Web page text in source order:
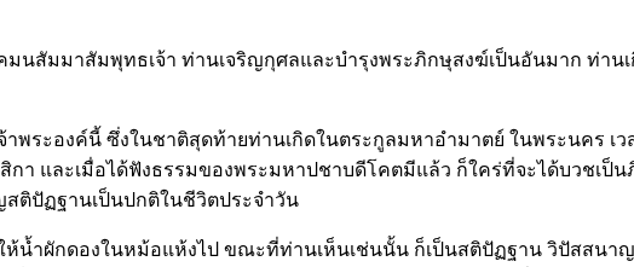
สัมมาสัมพุทธเจ้า ท่านเจริญกุศลและบำรุงพระภิกษุสงฆ์เป็นอันมาก ท่านเ
ะองค์นี้ ซึ่งในชาติสุดท้ายท่านเกิดในตระกูลมหาอำมาตย์ ในพระนคร เว
กา และเมื่อได้ฟังธรรมของพระมหาปชาบดีโคตมีแล้ว ก็ใคร่ที่จะได้บวชเ
ติปัฏฐานเป็นปกติในชีวิตประจำวัน
ำผักดองในหม้อแห้งไป ขณะที่ท่านเห็นเช่นนั้น ก็เป็นสติปัฏฐาน วิปัสสนา